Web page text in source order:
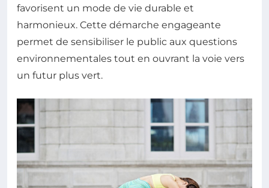
favorisent un mode de vie durable et
harmonieux. Cette démarche engageante
permet de sensibiliser le public aux questions
environnementales tout en ouvrant la voie vers
un futur plus vert.